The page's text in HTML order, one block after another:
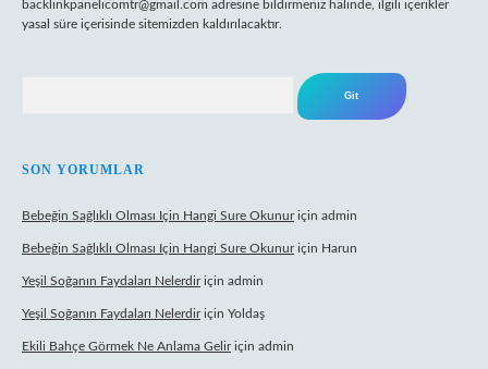
backlinkpanelicomtr@gmail.com adresine bildirmeniz halinde, ilgili içerikler
yasal süre içerisinde sitemizden kaldırılacaktır.
SON YORUMLAR
Bebeğin Sağlıklı Olması Için Hangi Sure Okunuriçin admin
Bebeğin Sağlıklı Olması Için Hangi Sure Okunuriçin Harun
Yeşil Soğanın Faydaları Nelerdiriçin admin
Yeşil Soğanın Faydaları Nelerdiriçin Yoldaş
Ekili Bahçe Görmek Ne Anlama Geliriçin admin